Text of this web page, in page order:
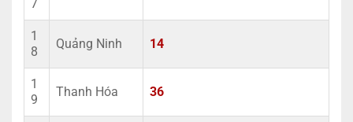
7
1
8
Quảng Ninh 14
1
9
Thanh Hóa 36